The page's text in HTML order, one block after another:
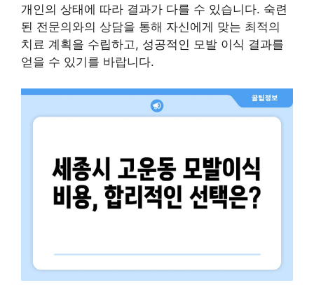
개인의 상태에 따라 결과가 다를 수 있습니다. 숙련
된 전문의와의 상담을 통해 자신에게 맞는 최적의
치료 계획을 수립하고, 성공적인 모발 이식 결과를
얻을 수 있기를 바랍니다.